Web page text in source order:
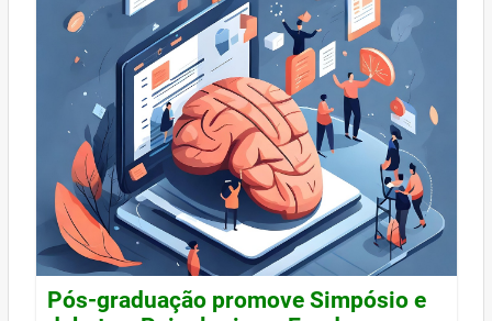
Pós-graduação promove Simpósio e